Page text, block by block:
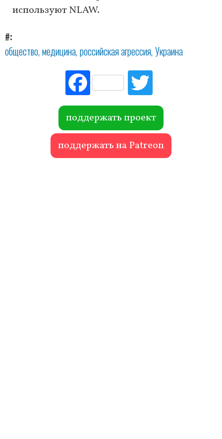
используют NLAW.
#
общество медицина российская агрессия Украина
Fac
ebo
ok r
поддержать проект
поддержать на Patreon